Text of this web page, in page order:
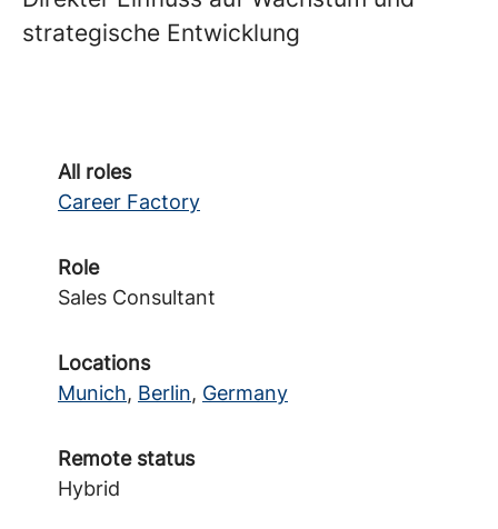
strategische Entwicklung
All roles
Career Factory
Role
Sales Consultant
Locations
Munich, Berlin, Germany
Remote status
Hybrid